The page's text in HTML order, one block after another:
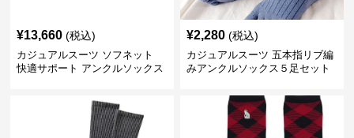
¥13,660 (税込)
カジュアルスーツ ソフネット
快適サポート アンクルソックス
¥2,280 (税込)
カジュアルスーツ 五本指リブ編
みアンクルソックス５足セット